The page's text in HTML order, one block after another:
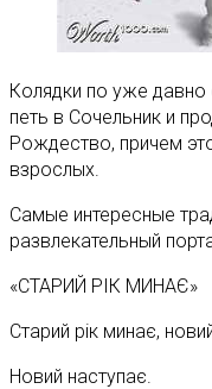
Колядки по уже
петь в Сочельник и
Рождество, причем
взрослых.
Самые интересные
развлекательный
«СТАРИЙ РІК МИНАЄ»
Старий рік минає,
Новий наступає.